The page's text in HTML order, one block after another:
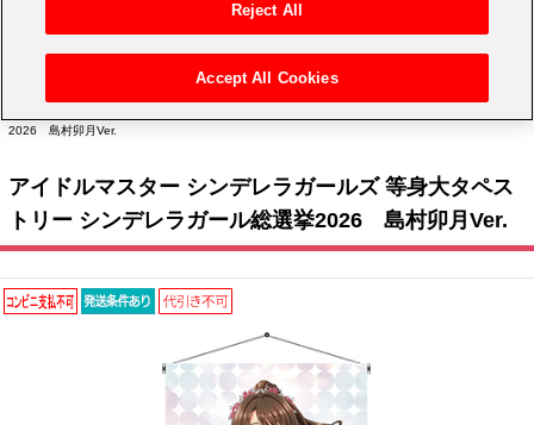
ASOBI STORE TOP
ゲーム 電子書籍
CD / Blu-ray
EVENT
ASOBI STAGE
アイドルマスター
学園アイドルマスター
プロジェクトアイマス ヴイアライヴ
トイ・ホビー
アイドルマスター シリーズ>アイドルマスター シンデレラガール
2026 島村卯月Ver.
アイドルマスター シンデレラガールズ 等身大タペス
トリー シンデレラガール総選挙2026 島村卯月Ver.
Reject All
Accept All Cookies